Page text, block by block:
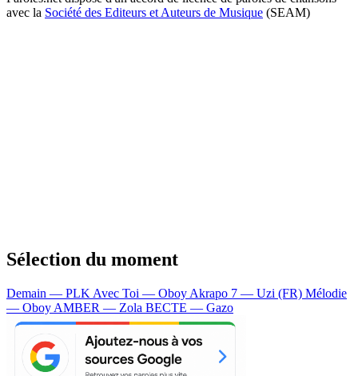
avec la Société des Editeurs et Auteurs de Musique (SEAM)
Sélection du moment
Demain — PLK Avec Toi — Oboy Akrapo 7 — Uzi (FR) Mélodie
— Oboy AMBER — Zola BECTE — Gazo